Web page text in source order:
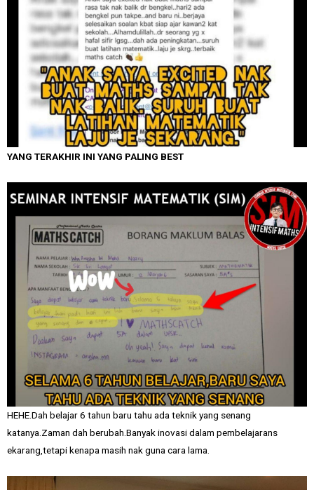
YANG TERAKHIR INI YANG PALING BEST
HEHE.Dah belajar 6 tahun baru tahu ada teknik yang senang
katanya.Zaman dah berubah.Banyak inovasi dalam pembelajarans
ekarang,tetapi kenapa masih nak guna cara lama.